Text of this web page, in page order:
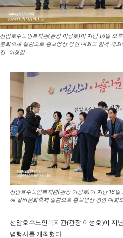
선암호수노인복지관(관장 이성호)이 지난 16일 오
문화축제 일환으로 홍보영상 경연 대회도 함께 개
진=이정길
선암호수노인복지관(관장 이성호)이 지난 16
해 실버문화축제 일환으로 홍보영상 경연 대회
선암호수노인복지관(관장 이성호)이 지
념행사를 개최했다.